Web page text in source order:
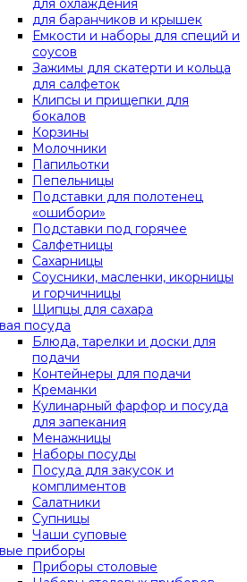
для охлаждения
для баранчиков и крышек
Емкости и наборы для специй и
соусов
Зажимы для скатерти и кольца
для салфеток
Клипсы и прищепки для
бокалов
Корзины
Молочники
Папильотки
Пепельницы
Подставки для полотенец
«ошибори»
Подставки под горячее
Салфетницы
Сахарницы
Соусники, масленки, икорницы
и горчичницы
Щипцы для сахара
посуда
Блюда, тарелки и доски для
подачи
Контейнеры для подачи
Креманки
Кулинарный фарфор и посуда
для запекания
Менажницы
Наборы посуды
Посуда для закусок и
комплиментов
Салатники
Супницы
Чаши суповые
приборы
Приборы столовые